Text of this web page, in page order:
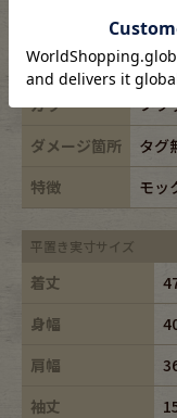
年代
-
カラー
ブラ
ダメージ箇所
タグ
特徴
モッ
平置き実寸サイズ
着丈
身幅
肩幅
袖丈